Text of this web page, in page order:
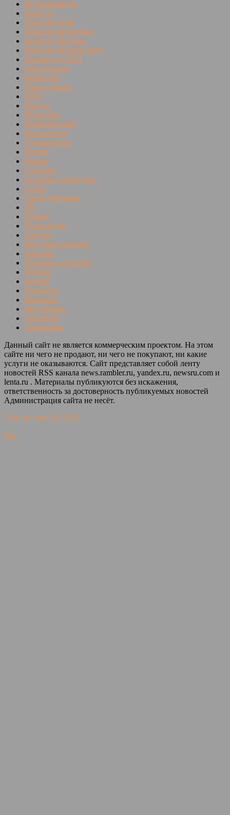
Недвижимость
Новости
Новости ЗОЖ
Новости медицины
Новости Москвы
Новости путешествий
Новый год 2024
Образование
Общество
Около спорта
ПДД
Погода
Политика
Происшествия
Психология
Путешествия
Россия
Рынки
Сериалы
Силовые структуры
Спорт
Среда обитания
ТВ
Теннис
Технологии
Тренды
Фигурное катание
Фильмы
Фильмы и сериалы
Футбол
Хоккей
Ценности
Шахматы
Шоу-бизнес
Экология
Экономика
Данный сайт не является коммерческим проектом. На этом
сайте ни чего не продают, ни чего не покупают, ни какие
услуги не оказываются. Сайт представляет собой ленту
новостей RSS канала news.rambler.ru, yandex.ru, newsru.com и
lenta.ru . Материалы публикуются без искажения,
ответственность за достоверность публикуемых новостей
Администрация сайта не несёт.
Сайт от bmb2 @ 2022
Top